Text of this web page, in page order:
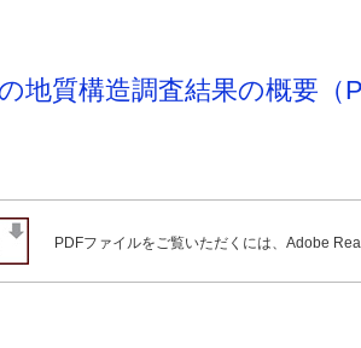
地質構造調査結果の概要（
PDFファイルをご覧いただくには、Adobe